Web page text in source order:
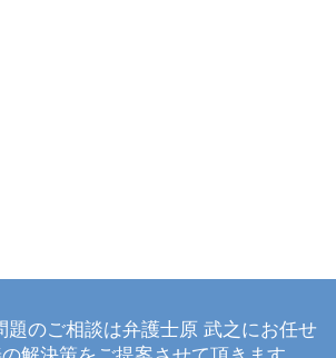
題のご相談は弁護士原 武之にお任せ